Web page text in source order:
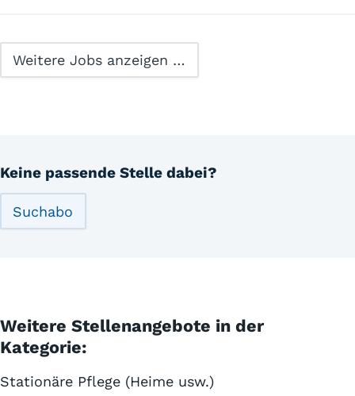
Weitere Jobs anzeigen …
Keine passende Stelle dabei?
Suchabo
Weitere Stellenangebote in der
Kategorie:
Stationäre Pflege (Heime usw.)